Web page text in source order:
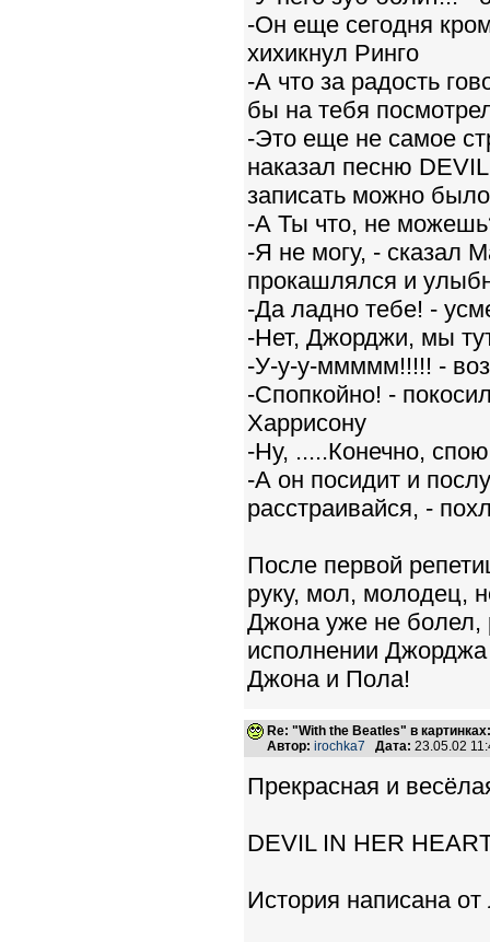
-Он еще сегодня
хихикнул Ринго
-А что за радость
бы на тебя
-Это еще не самое
наказал песню
записать можно
-А Ты что, не
-Я не могу, - сказал
прокашлялся и
-Да ладно тебе! -
-Нет, Джорджи, мы
-У-у-у-ммммм!!!!! -
-Спопкойно! -
Харрисону
-Ну, .....Конечно,
-А он посидит и
расстраивайся, -
После первой
руку, мол, молодец,
Джона уже не болел,
исполнении Джорджа
Джона и Пола!
Re: "With the Beatles" в
Автор: irochka7 Дата: 23.05.02
Прекрасная и
DEVIL IN HER
История написана